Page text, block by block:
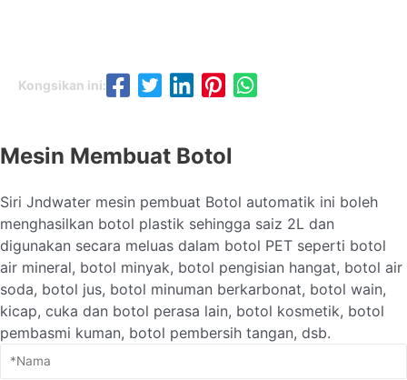
Kongsikan ini:
Mesin Membuat Botol
Siri Jndwater mesin pembuat Botol automatik ini boleh
menghasilkan botol plastik sehingga saiz 2L dan
digunakan secara meluas dalam botol PET seperti botol
air mineral, botol minyak, botol pengisian hangat, botol air
soda, botol jus, botol minuman berkarbonat, botol wain,
kicap, cuka dan botol perasa lain, botol kosmetik, botol
pembasmi kuman, botol pembersih tangan, dsb.